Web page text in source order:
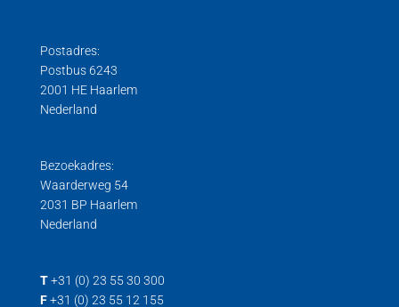
Postadres:
Postbus 6243
2001 HE Haarlem
Nederland
Bezoekadres:
Waarderweg 54
2031 BP Haarlem
Nederland
T +31 (0) 23 55 30 300
F +31 (0) 23 55 12 155